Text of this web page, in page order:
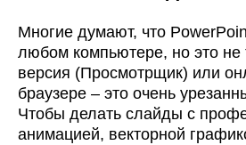
Многие думают, что
любом компьютере, но это не
версия (Просмотрщик) или
браузере – это очень
Чтобы делать слайды с
анимацией, векторной